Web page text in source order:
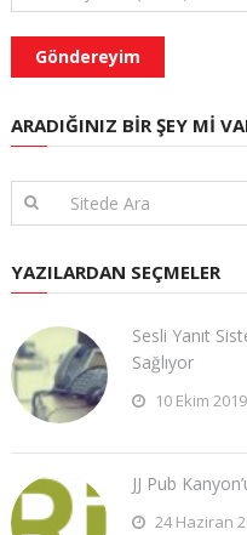
ARADIĞINIZ BIR ŞEY MI
YAZILARDAN SEÇMELER
Sesli Yanıt
Sağlıyor
10 Ekim 2019
JJ Pub
24 Haziran